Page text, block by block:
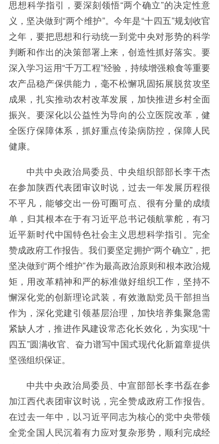
思想科学指引，要深刻领悟“两个确立”的决定性意
义，坚决做到“两个维护”。今年是“十四五”规划收官
之年，要把思想和行动统一到党中央对形势的科学
判断和作出的决策部署上来，创造性抓好落实。要
深入学习运用“千万工程”经验，持续增强粮食等重要
农产品稳产保供能力，毫不松懈巩固拓展脱贫攻坚
成果，扎实推动农村改革发展，加快推进乡村全面
振兴。要深化以公益性为导向的公立医院改革，健
全医疗保障体系，抓好重点传染病防控，保障人民
健康。
中共中央政治局委员、中央组织部部长李干杰
在参加陕西代表团审议时说，过去一年发展历程很
不平凡，能够交出一份可圈可点、很有分量的成绩
单，归其根本在于有习近平总书记领航掌舵，有习
近平新时代中国特色社会主义思想科学指引。完全
赞成政府工作报告。我们要坚定拥护“两个确立”，把
坚决做到“两个维护”作为最高政治原则和根本政治规
矩，用改革精神和严的标准做好组织工作，坚持不
懈深化党的创新理论武装，有效激励党员干部担当
作为，深化党建引领基层治理，加快培养集聚急需
紧缺人才，推进作风建设常态化长效化，为实现“十
四五”圆满收官、奋力谱写中国式现代化新篇章提供
坚强组织保证。
中共中央政治局委员、中宣部部长李书磊在参
加江西代表团审议时说，完全赞成政府工作报告。
在过去一年中，以习近平同志为核心的党中央带领
全党全国人民沉着有力应对复杂形势，顺利完成经